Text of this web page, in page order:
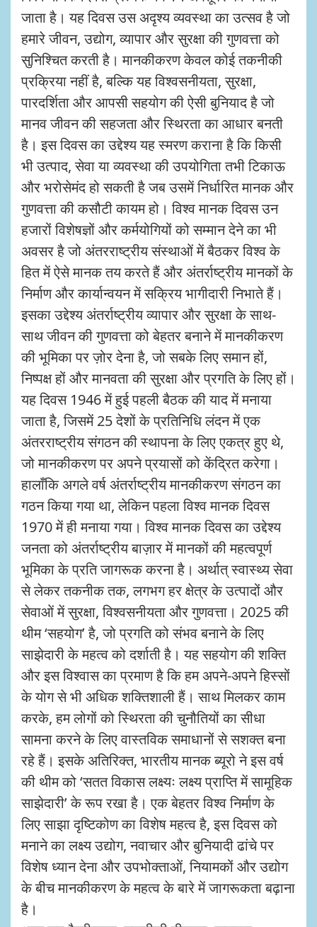
जाता है। यह दिवस उस अदृश्य व्यवस्था का उत्सव है जो
हमारे जीवन, उद्योग, व्यापार और सुरक्षा की गुणवत्ता को
सुनिश्चित करती है। मानकीकरण केवल कोई तकनीकी
प्रक्रिया नहीं है, बल्कि यह विश्वसनीयता, सुरक्षा,
पारदर्शिता और आपसी सहयोग की ऐसी बुनियाद है जो
मानव जीवन की सहजता और स्थिरता का आधार बनती
है। इस दिवस का उद्देश्य यह स्मरण कराना है कि किसी
भी उत्पाद, सेवा या व्यवस्था की उपयोगिता तभी टिकाऊ
और भरोसेमंद हो सकती है जब उसमें निर्धारित मानक और
गुणवत्ता की कसौटी कायम हो। विश्व मानक दिवस उन
हजारों विशेषज्ञों और कर्मयोगियों को सम्मान देने का भी
अवसर है जो अंतरराष्ट्रीय संस्थाओं में बैठकर विश्व के
हित में ऐसे मानक तय करते हैं और अंतर्राष्ट्रीय मानकों के
निर्माण और कार्यान्वयन में सक्रिय भागीदारी निभाते हैं।
इसका उद्देश्य अंतर्राष्ट्रीय व्यापार और सुरक्षा के साथ-
साथ जीवन की गुणवत्ता को बेहतर बनाने में मानकीकरण
की भूमिका पर ज़ोर देना है, जो सबके लिए समान हों,
निष्पक्ष हों और मानवता की सुरक्षा और प्रगति के लिए हों।
यह दिवस 1946 में हुई पहली बैठक की याद में मनाया
जाता है, जिसमें 25 देशों के प्रतिनिधि लंदन में एक
अंतरराष्ट्रीय संगठन की स्थापना के लिए एकत्र हुए थे,
जो मानकीकरण पर अपने प्रयासों को केंद्रित करेगा।
हालाँकि अगले वर्ष अंतर्राष्ट्रीय मानकीकरण संगठन का
गठन किया गया था, लेकिन पहला विश्व मानक दिवस
1970 में ही मनाया गया। विश्व मानक दिवस का उद्देश्य
जनता को अंतर्राष्ट्रीय बाज़ार में मानकों की महत्वपूर्ण
भूमिका के प्रति जागरूक करना है। अर्थात् स्वास्थ्य सेवा
से लेकर तकनीक तक, लगभग हर क्षेत्र के उत्पादों और
सेवाओं में सुरक्षा, विश्वसनीयता और गुणवत्ता। 2025 की
थीम ‘सहयोग’ है, जो प्रगति को संभव बनाने के लिए
साझेदारी के महत्व को दर्शाती है। यह सहयोग की शक्ति
और इस विश्वास का प्रमाण है कि हम अपने-अपने हिस्सों
के योग से भी अधिक शक्तिशाली हैं। साथ मिलकर काम
करके, हम लोगों को स्थिरता की चुनौतियों का सीधा
सामना करने के लिए वास्तविक समाधानों से सशक्त बना
रहे हैं। इसके अतिरिक्त, भारतीय मानक ब्यूरो ने इस वर्ष
की थीम को ‘सतत विकास लक्ष्यः लक्ष्य प्राप्ति में सामूहिक
साझेदारी’ के रूप रखा है। एक बेहतर विश्व निर्माण के
लिए साझा दृष्टिकोण का विशेष महत्व है, इस दिवस को
मनाने का लक्ष्य उद्योग, नवाचार और बुनियादी ढांचे पर
विशेष ध्यान देना और उपभोक्ताओं, नियामकों और उद्योग
के बीच मानकीकरण के महत्व के बारे में जागरूकता बढ़ाना
है।